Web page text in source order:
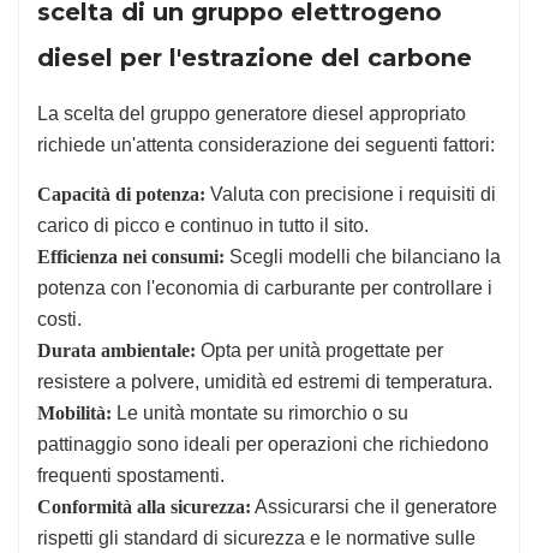
scelta di un gruppo elettrogeno
diesel per l'estrazione del carbone
La scelta del gruppo generatore diesel appropriato
richiede un'attenta considerazione dei seguenti fattori:
Capacità di potenza: Valuta con precisione i requisiti di
carico di picco e continuo in tutto il sito.
Efficienza nei consumi: Scegli modelli che bilanciano la
potenza con l'economia di carburante per controllare i
costi.
Durata ambientale: Opta per unità progettate per
resistere a polvere, umidità ed estremi di temperatura.
Mobilità: Le unità montate su rimorchio o su
pattinaggio sono ideali per operazioni che richiedono
frequenti spostamenti.
Conformità alla sicurezza: Assicurarsi che il generatore
rispetti gli standard di sicurezza e le normative sulle